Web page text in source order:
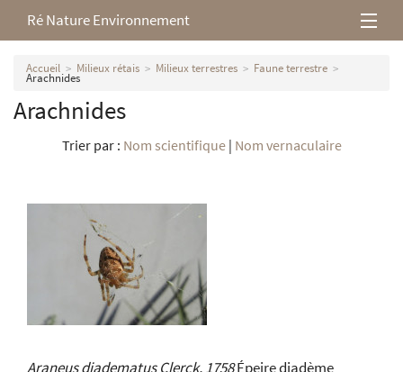
Ré Nature Environnement
L’association
Milieux rétais
Nos parutions
Accueil Milieux rétais Milieux terrestres Faune terrestre
Arachnides
Arachnides
Trier par : Nom scientifique| Nom vernaculaire
Araneus diadematusClerck, 1758Épeire diadème